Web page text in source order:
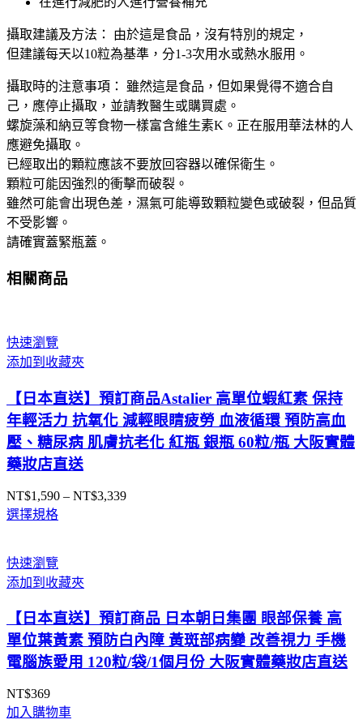
攝取建議及方法： 由於這是食品，沒有特別的規定，
但建議每天以10粒為基準，分1-3次用水或熱水服用。
攝取時的注意事項： 雖然這是食品，但如果覺得不適合自
己，應停止攝取，並請教醫生或購買處。
螺旋藻和納豆等食物一樣富含維生素K。正在服用華法林的人
應避免攝取。
已經取出的顆粒應該不要放回容器以確保衛生。
顆粒可能因強烈的衝擊而破裂。
雖然可能會出現色差，濕氣可能導致顆粒變色或破裂，但品質
不受影響。
請確實蓋緊瓶蓋。
相關商品
快速瀏覽
添加到收藏夾
【日本直送】預訂商品Astalier 高單位蝦紅素 保持
年輕活力 抗氧化 減輕眼睛疲勞 血液循環 預防高血
壓、糖尿病 肌膚抗老化 紅瓶 銀瓶 60粒/瓶 大阪實體
藥妝店直送
NT$1,590 – NT$3,339價
NT$3,339
選擇規格
快速瀏覽
添加到收藏夾
【日本直送】預訂商品 日本朝日集團 眼部保養 高
單位葉黃素 預防白內障 黃斑部病變 改善視力 手機
電腦族愛用 120粒/袋/1個月份 大阪實體藥妝店直送
NT$369
加入購物車